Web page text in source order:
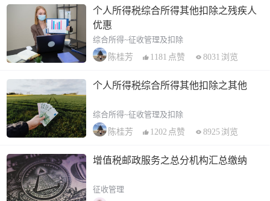
个人所得税综合所得其他扣除之残疾人
优惠
综合所得~征收管理及扣除
陈桂芳
1181 点赞 8031 浏览
个人所得税综合所得其他扣除之其他
综合所得~征收管理及扣除
陈桂芳
1202 点赞 8925 浏览
增值税邮政服务之总分机构汇总缴纳
征收管理